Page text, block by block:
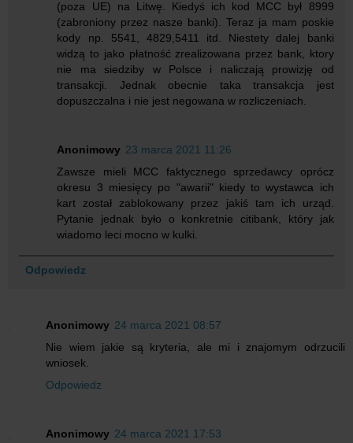
(poza UE) na Litwę. Kiedyś ich kod MCC był 8999
(zabroniony przez nasze banki). Teraz ja mam poskie
kody np. 5541, 4829,5411 itd. Niestety dalej banki
widzą to jako płatność zrealizowana przez bank, ktory
nie ma siedziby w Polsce i naliczają prowizję od
transakcji. Jednak obecnie taka transakcja jest
dopuszczalna i nie jest negowana w rozliczeniach.
Anonimowy 23 marca 2021 11:26
Zawsze mieli MCC faktycznego sprzedawcy oprócz
okresu 3 miesięcy po "awarii" kiedy to wystawca ich
kart został zablokowany przez jakiś tam ich urząd.
Pytanie jednak było o konkretnie citibank, który jak
wiadomo leci mocno w kulki.
Odpowiedz
Anonimowy 24 marca 2021 08:57
Nie wiem jakie są kryteria, ale mi i znajomym odrzucili
wniosek.
Odpowiedz
Anonimowy 24 marca 2021 17:53